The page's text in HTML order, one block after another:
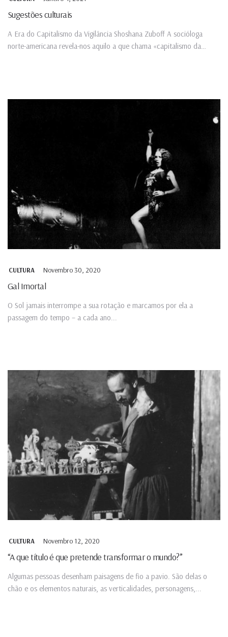
Sugestões culturais
A Era do Capitalismo da Vigilância Shoshana Zuboff A socióloga
norte-americana revela-nos aquilo a que chama «capitalismo da
CULTURA Novembro 30, 2020
Gal Imortal
O Sol jamais interrompe a sua rotação e marcamos por ela a
passagem do tempo – a cada ano...
CULTURA Novembro 12, 2020
“A que título é que pretende transformar o mundo?”
Algumas pessoas desenham paisagens de fio a pavio. São delas o
chão e os elementos naturais, as verticalidades, personagens,...